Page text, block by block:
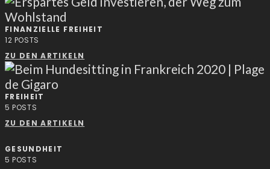
FINANZIELLE FREIHEIT
12 POSTS
ZU DEN ARTIKELN
FREIHEIT
5 POSTS
ZU DEN ARTIKELN
GESUNDHEIT
5 POSTS